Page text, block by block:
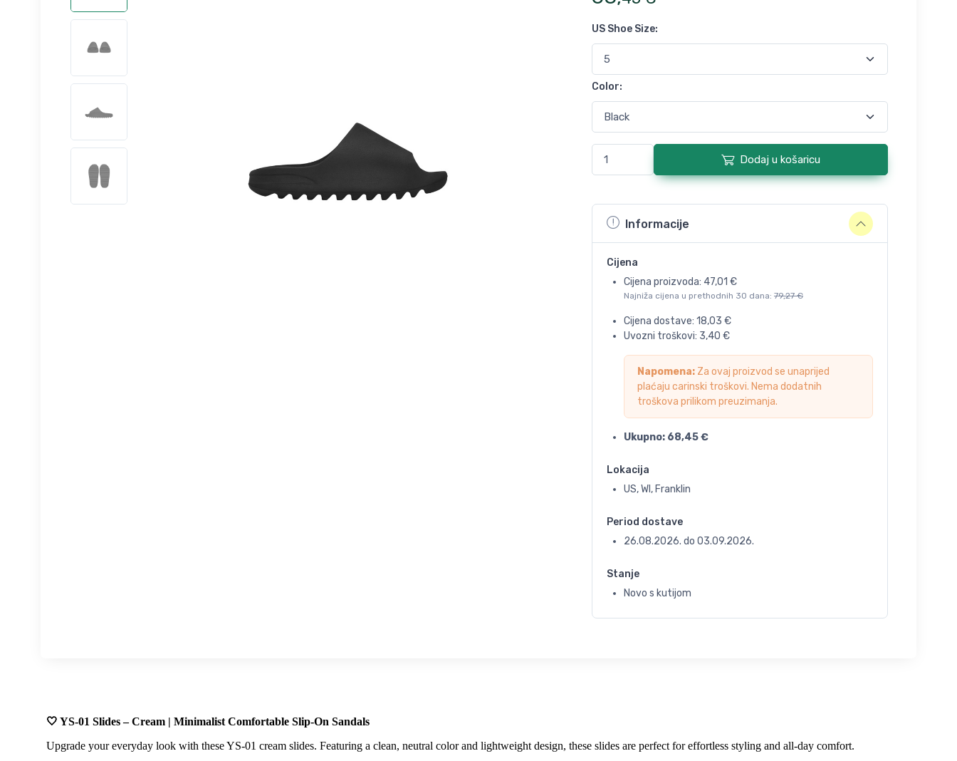
US Shoe Size:
Color:
Dodaj u košaricu
Informacije
Cijena
Cijena proizvoda: 47,01 €
Najniža cijena u prethodnih 30 dana: 79,27 €
Cijena dostave: 18,03 €
Uvozni troškovi: 3,40 €
Napomena:Za ovaj proizvod se unaprijed
plaćaju carinski troškovi. Nema dodatnih
troškova prilikom preuzimanja.
Ukupno: 68,45€
Lokacija
US, WI, Franklin
Period dostave
26.08.2026. do 03.09.2026.
Stanje
Novo s kutijom